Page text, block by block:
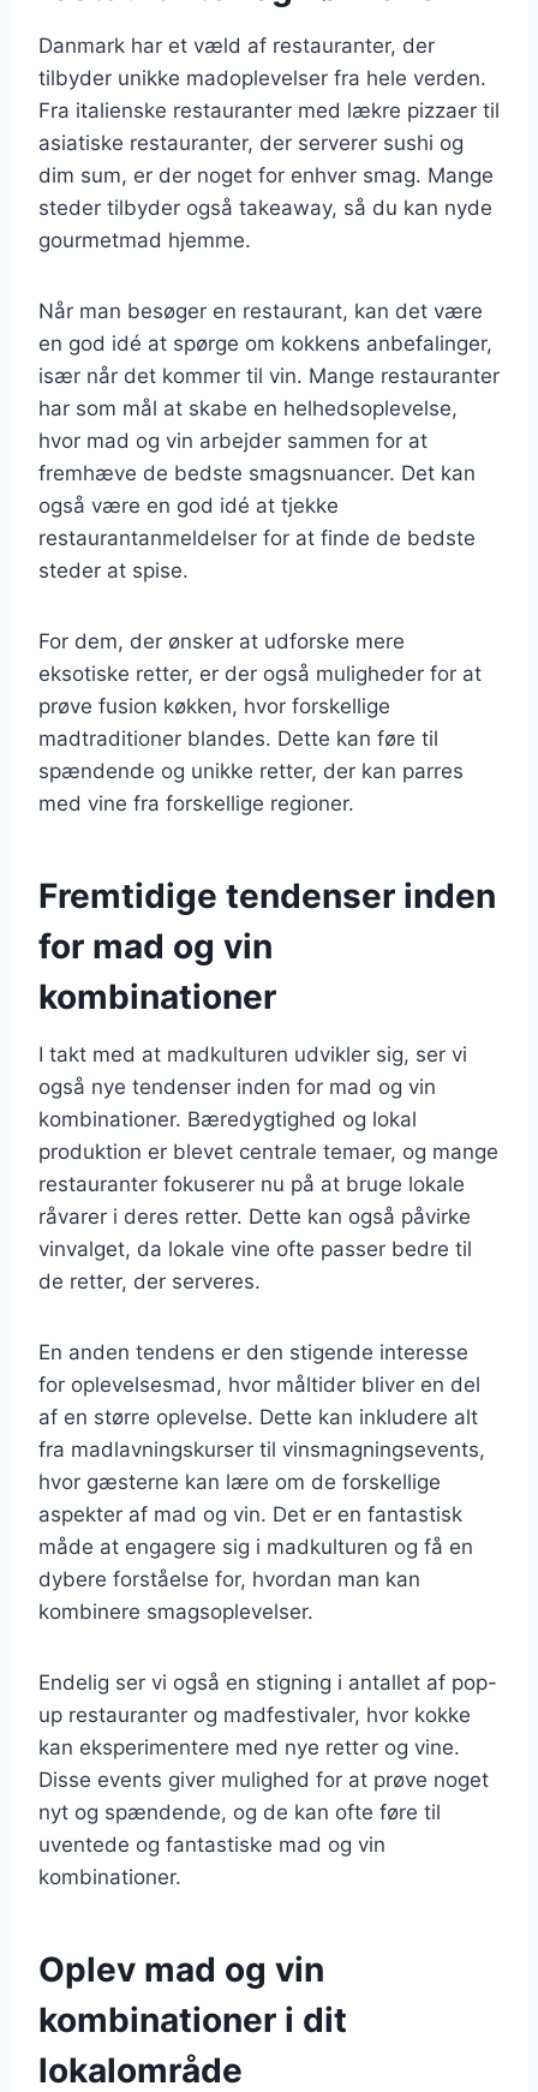
Danmark har et væld af restauranter, der
tilbyder unikke madoplevelser fra hele verden.
Fra italienske restauranter med lækre pizzaer til
asiatiske restauranter, der serverer sushi og
dim sum, er der noget for enhver smag. Mange
steder tilbyder også takeaway, så du kan nyde
gourmetmad hjemme.
Når man besøger en restaurant, kan det være
en god idé at spørge om kokkens anbefalinger,
især når det kommer til vin. Mange restauranter
har som mål at skabe en helhedsoplevelse,
hvor mad og vin arbejder sammen for at
fremhæve de bedste smagsnuancer. Det kan
også være en god idé at tjekke
restaurantanmeldelser for at finde de bedste
steder at spise.
For dem, der ønsker at udforske mere
eksotiske retter, er der også muligheder for at
prøve fusion køkken, hvor forskellige
madtraditioner blandes. Dette kan føre til
spændende og unikke retter, der kan parres
med vine fra forskellige regioner.
Fremtidige tendenser inden
for mad og vin
kombinationer
I takt med at madkulturen udvikler sig, ser vi
også nye tendenser inden for mad og vin
kombinationer. Bæredygtighed og lokal
produktion er blevet centrale temaer, og mange
restauranter fokuserer nu på at bruge lokale
råvarer i deres retter. Dette kan også påvirke
vinvalget, da lokale vine ofte passer bedre til
de retter, der serveres.
En anden tendens er den stigende interesse
for oplevelsesmad, hvor måltider bliver en del
af en større oplevelse. Dette kan inkludere alt
fra madlavningskurser til vinsmagningsevents,
hvor gæsterne kan lære om de forskellige
aspekter af mad og vin. Det er en fantastisk
måde at engagere sig i madkulturen og få en
dybere forståelse for, hvordan man kan
kombinere smagsoplevelser.
Endelig ser vi også en stigning i antallet af pop-
up restauranter og madfestivaler, hvor kokke
kan eksperimentere med nye retter og vine.
Disse events giver mulighed for at prøve noget
nyt og spændende, og de kan ofte føre til
uventede og fantastiske mad og vin
kombinationer.
Oplev mad og vin
kombinationer i dit
lokalområde